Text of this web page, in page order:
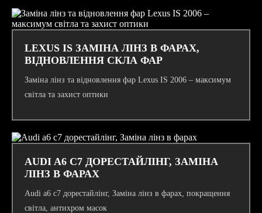
LEXUS IS ЗАМІНА ЛІНЗ В ФАРАХ,
ВІДНОВЛЕННЯ СКЛА ФАР
Заміна лінз та відновлення фар Lexus IS 2006 – максимум
світла та захист оптики
AUDI A6 C7 ДОРЕСТАЙЛІНГ, ЗАМІНА
ЛІНЗ В ФАРАХ
Audi a6 c7 дорестайлінг, Заміна лінз в фарах, покращення
світла, антихром масок